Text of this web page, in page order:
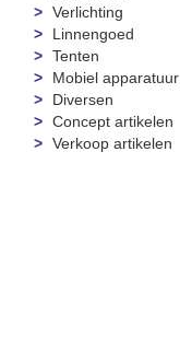
Verlichting
Linnengoed
Tenten
Mobiel apparatuur
Diversen
Concept artikelen
Verkoop artikelen